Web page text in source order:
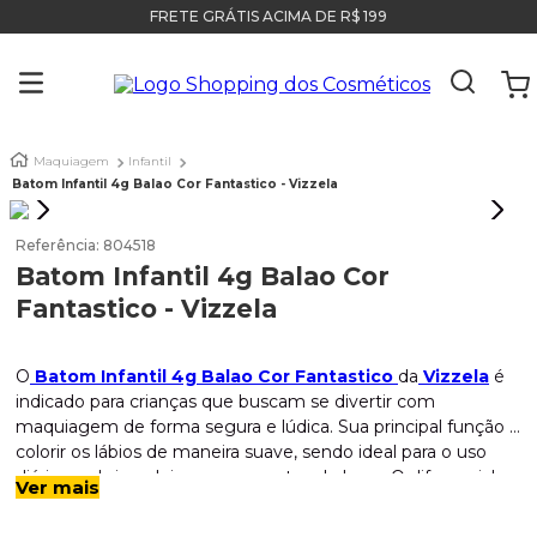
FRETE GRÁTIS ACIMA DE R$ 199
Maquiagem
Infantil
Batom Infantil 4g Balao Cor Fantastico - Vizzela
Referência: 804518
Batom Infantil 4g Balao Cor
Fantastico - Vizzela
O Batom Infantil 4g Balao Cor Fantastico da Vizzela é
indicado para crianças que buscam se divertir com
maquiagem de forma segura e lúdica. Sua principal função é
colorir os lábios de maneira suave, sendo ideal para o uso
diário em brincadeiras e momentos de lazer. O diferencial
deste batom é a sua
Indicação
Ver mais